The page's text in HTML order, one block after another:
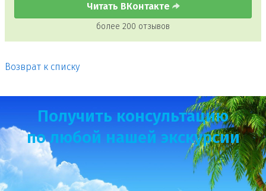
Читать ВКонтакте
более 200 отзывов
Возврат к списку
Получить консультацию
по любой нашей экскурсии